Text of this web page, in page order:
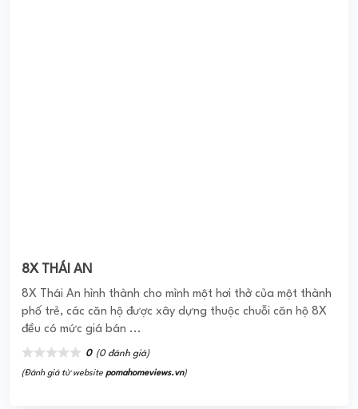
8X THÁI AN
8X Thái An hình thành cho mình một hơi thở của một thành
phố trẻ, các căn hộ được xây dựng thuộc chuỗi căn hộ 8X
đều có mức giá bán ...
0 (0 đánh giá)
(Đánh giá từ website pomahomeviews.vn)